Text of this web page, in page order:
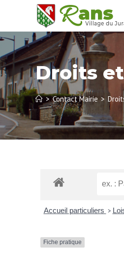
Droits
> Contact Mairie >
Accueil particuliers >
Fiche pratique